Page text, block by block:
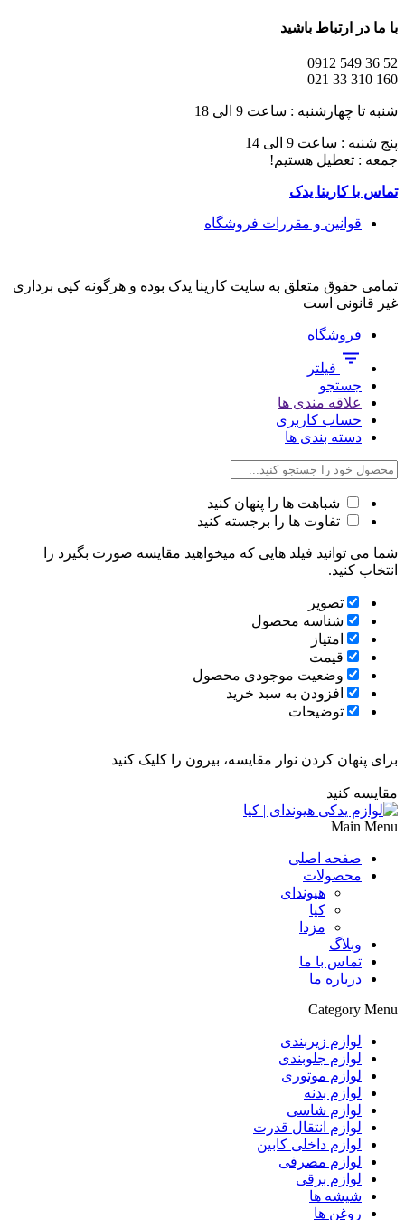
با ما در ارتباط باشید
52 36 549 0912
160 310 33 021
شنبه تا چهارشنبه : ساعت 9 الی 18
پنج شنبه : ساعت 9 الی 14
جمعه : تعطیل هستیم!
تماس با کارینا یدک
قوانین و مقررات فروشگاه
تمامی حقوق متعلق به سایت کارینا یدک بوده و هرگونه کپی برداری
غیر قانونی است
فروشگاه
فیلتر
جستجو
علاقه مندی ها
حساب کاربری
دسته بندی ها
شباهت ها را پنهان کنید
تفاوت ها را برجسته کنید
شما می توانید فیلد هایی که میخواهید مقایسه صورت بگیرد را
انتخاب کنید.
تصویر
شناسه محصول
امتیاز
قیمت
وضعیت موجودی محصول
افزودن به سبد خرید
توضیحات
برای پنهان کردن نوار مقایسه، بیرون را کلیک کنید
مقایسه کنید
Main Menu
صفحه اصلی
محصولات
هیوندای
کیا
مزدا
وبلاگ
تماس با ما
درباره ما
Category Menu
لوازم زیربندی
لوازم جلوبندی
لوازم موتوری
لوازم بدنه
لوازم شاسی
لوازم انتقال قدرت
لوازم داخلی کابین
لوازم مصرفی
لوازم برقی
شیشه ها
روغن ها